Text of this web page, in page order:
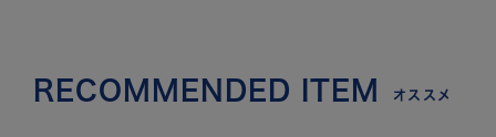
RECOMMENDED ITEM オススメ